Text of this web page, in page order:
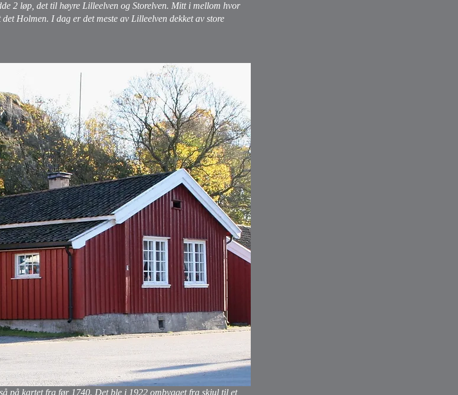
2 løp, det til høyre Lilleelven og Storelven. Mitt i mellom hvor
Holmen. I dag er det meste av Lilleelven dekket av store
på kartet fra før 1740. Det ble i 1922 ombygget fra skjul til et